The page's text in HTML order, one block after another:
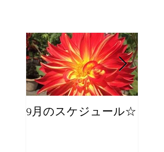
9月のスケジュール☆